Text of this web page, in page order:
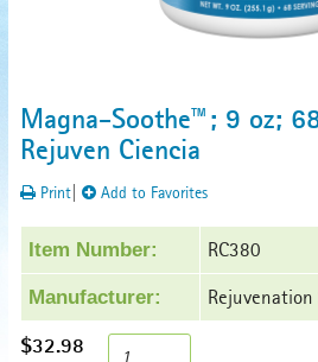
Magna-Soothe™; 9 oz;
Rejuven Ciencia
Print Add to Favorites
Item Number: RC380
Manufacturer: Rejuvenation
$32.98